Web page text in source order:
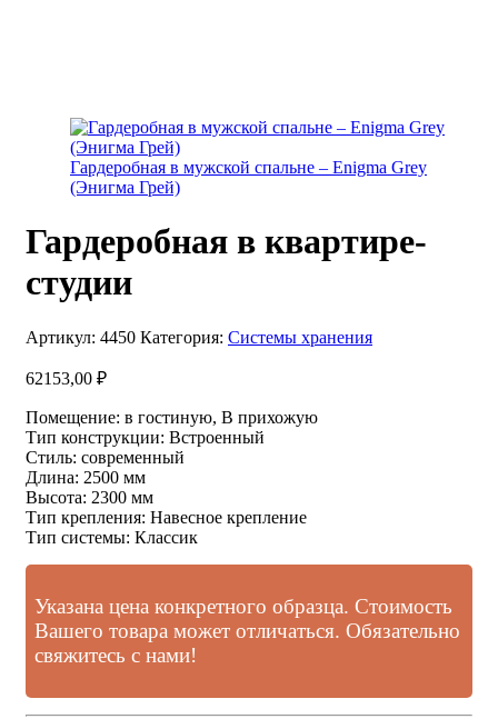
Гардеробная в мужской спальне – Enigma Grey
(Энигма Грей)
Гардеробная в квартире-
студии
Артикул: 4450 Категория: Системы хранения
62153,00 ₽
Помещение: в гостиную, В прихожую
Тип конструкции: Встроенный
Стиль: современный
Длина: 2500 мм
Высота: 2300 мм
Тип крепления: Навесное крепление
Тип системы: Классик
Указана цена конкретного образца. Стоимость
Вашего товара может отличаться. Обязательно
свяжитесь с нами!